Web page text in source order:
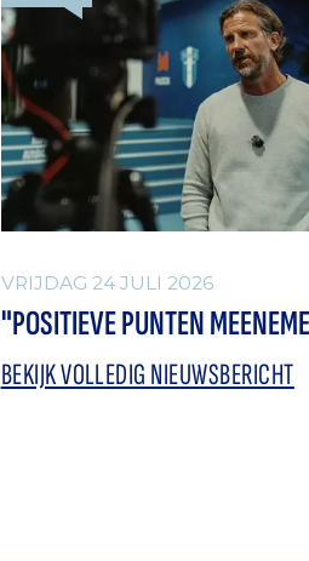
VRIJDAG 24 JULI 2026
"POSITIEVE PUNTEN
BEKIJK VOLLEDIG NIEUWSBERICHT